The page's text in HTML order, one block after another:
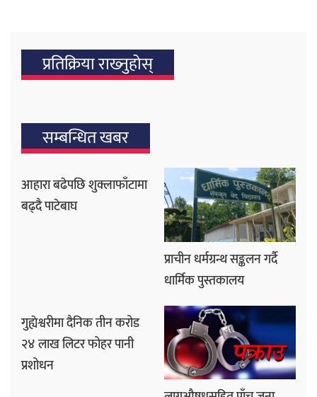
प्रतिक्रिया राख्‍नुहोस्
सम्बन्धित खबर
आहारा बढेपछि शुक्लाफाँटामा
बढ्दै पाटेबाघ
प्राचीन धर्मग्रन्थ सङ्कलन गर्दै
धार्मिक पुस्तकालय
गुह्येश्वरीमा दैनिक तीन करोड
२४ लाख लिटर फोहर पानी
प्रशोधन